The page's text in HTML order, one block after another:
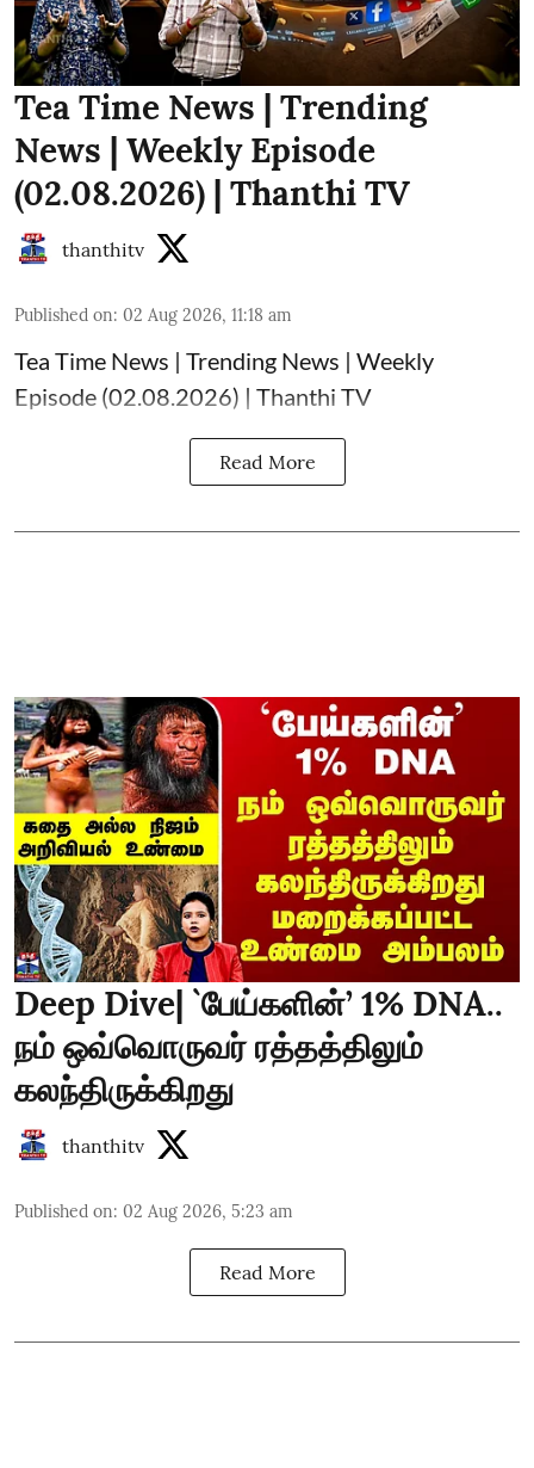
Tea Time News | Trending
News | Weekly Episode
(02.08.2026) | Thanthi TV
thanthitv
Published on: 02 Aug 2026, 11:18 am
Tea Time News | Trending News | Weekly
Episode (02.08.2026) | Thanthi TV
Read More
Deep Dive| `பேய்களின்’ 1% DNA..
நம் ஒவ்வொருவர் ரத்தத்திலும்
கலந்திருக்கிறது
thanthitv
Published on: 02 Aug 2026, 5:23 am
Read More